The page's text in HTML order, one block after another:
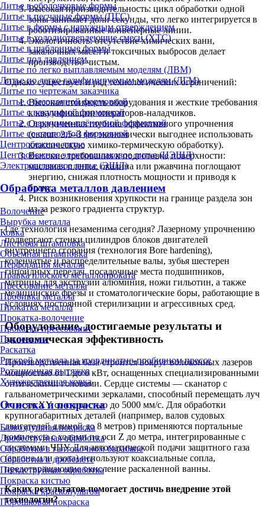
Литье в оболочковые формы
Литье в песчаные формы (ПГС)
Литье в формы с наружным отверждением
Литье в холоднотвердеющие смеси (ХТС)
Литье в шаблонные формы
Литье под давлением
Литье по легко выплавляемым моделям (ЛВМ)
Литье по легко газифицируемым моделям (ЛГМ)
Литье по чертежам заказчика
Литье с безопочной формовкой
Литье с вакуумной формовкой
Литье с вакуумно-плёночной формовкой
Литье со стопочной формовкой
Центробежное литье
Центробежное электрошлаковое литье (ЦЭШЛ)
Электрошлаковое литье (ЭШЛ)
Обработка металлов давлением
Волочение
Вырубка металла
Ковка
Листовая штамповка
Объёмная штамповка
Перфорация металла
Правка плоского металлопроката
Прессование металла
Пробивка металла
Прокатка металла
Прокатка-волочение
Прокатка-прессование
Пуклевание
Раскатка
Раскрой металла на координатно-пробивном прессе
Ротационная вытяжка
Художественная ковка
Очистка и покраска
Безвоздушная покраска
Дробеструйная обработка
Обработка в галтовочном барабане
Обработка в дробемёте
Пескоструйная обработка
Покраска кистью
Покраска краскопультом
Порошковая покраска
Высокая производительность: цикл обработки одной
зоны занимает доли секунды, что легко интегрируется в
роботизированные конвейерные линии.
Экологичность: отсутствие химических ванн,
закалочных масел и токсичных выбросов делает
производство чистым.
Однако существует и ряд технологических ограничений:
Высокая стоимость оборудования и жесткие требования
к квалификации операторов-наладчиков.
Ограниченная глубина эффективного упрочнения
(свыше 2,5–3 мм экономически выгоднее использовать
классическую химико-термическую обработку).
Высокие требования к подготовке поверхности:
масляная пленка, окалина или ржавчина поглощают
энергию, снижая плотность мощности и приводя к
браку.
Риск возникновения хрупкости на границе раздела зон
из-за резкого градиента структур.
Где технология незаменима сегодня? Лазерному упрочнению
подвергают стенки цилиндров блоков двигателей
внутреннего сгорания (технология Bore hardening),
коленчатые и распределительные валы, зубья шестерен
гипоидных передач, посадочные места подшипников,
матрицы для экструзии алюминия, ножи гильотин, а также
медицинские фрезы и стоматологические боры, работающие в
условиях постоянной стерилизации и агрессивных сред.
Оборудование, достигаемые результаты и
экономическая эффективность
Производственная база строится вокруг волоконных лазеров
мощностью от 1 до 6 кВт, оснащенных специализированными
оптическими головами. Сердце системы — сканатор с
гальванометрическими зеркалами, способный перемещать луч
по осям XY со скоростью до 5000 мм/с. Для обработки
крупногабаритных деталей (например, валов судовых
двигателей длиной до 8 метров) применяются портальные
комплексы с ходами по оси Z до метра, интегрированные с
системами ЧПУ. Для автоматической подачи защитного газа
(аргона или азота) используют коаксиальные сопла,
предотвращающие окисление раскаленной ванны.
Каких результатов помогает достичь внедрение этой
технологии?